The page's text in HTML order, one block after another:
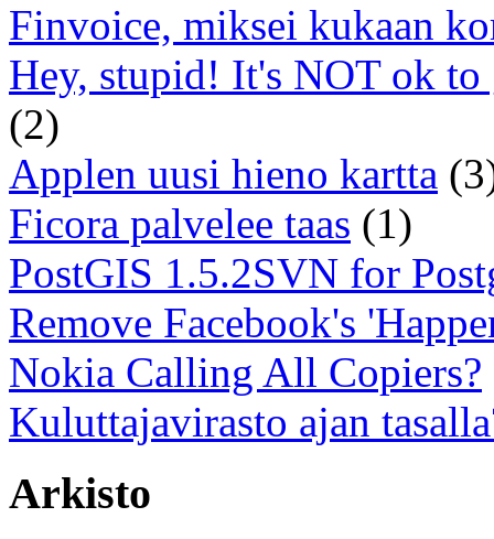
Finvoice, miksei kukaan
Hey, stupid! It's NOT ok to
(2)
Applen uusi hieno kartta
Ficora palvelee taas (1)
PostGIS 1.5.2SVN for
Remove Facebook's
Nokia Calling All Copiers?
Kuluttajavirasto ajan
Arkisto